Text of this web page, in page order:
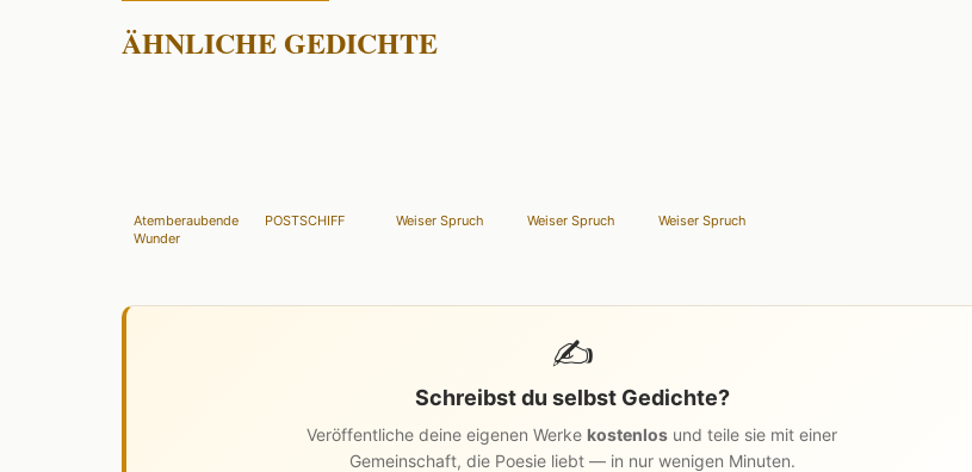
ÄHNLICHE GEDICHTE
Atemberaubende
Wunder
POSTSCHIFF Weiser Spruch Weiser Spruch Weiser Spruch
✍️
Schreibst du selbst Gedichte?
Veröffentliche deine eigenen Werke kostenlos und teile sie mit einer
Gemeinschaft, die Poesie liebt — in nur wenigen Minuten.